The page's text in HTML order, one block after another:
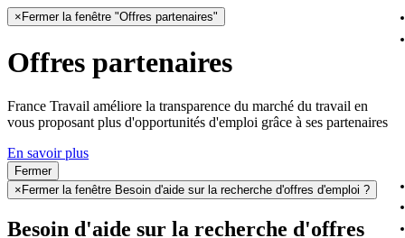
× Fermer la fenêtre "Offres partenaires"
Offres partenaires
France Travail améliore la transparence du marché du travail en
vous proposant plus d'opportunités d'emploi grâce à ses partenaires
En savoir plus
Fermer
× Fermer la fenêtre Besoin d'aide sur la recherche d'offres d'emploi ?
Besoin d'aide sur la recherche d'offres